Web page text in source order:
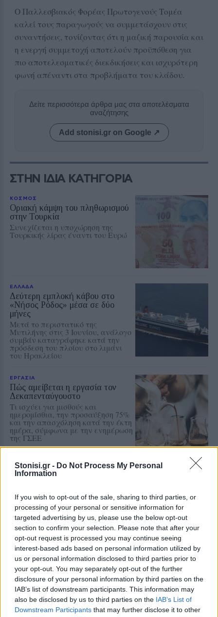
Stonisi.gr - Do Not Process My Personal
Information
If you wish to opt-out of the sale, sharing to third parties, or
processing of your personal or sensitive information for
targeted advertising by us, please use the below opt-out
section to confirm your selection. Please note that after your
opt-out request is processed you may continue seeing
interest-based ads based on personal information utilized by
us or personal information disclosed to third parties prior to
your opt-out. You may separately opt-out of the further
disclosure of your personal information by third parties on the
IAB’s list of downstream participants. This information may
also be disclosed by us to third parties on the IAB’s List of
Downstream Participants that may further disclose it to other
Ο Παλλεσβιακός Φορέας Πρωτογενούς Τομέα
καλεί τους παραγωγούς να συμμετάσχουν στις
συναντήσεις, τονίζοντας ότι η μαζική παρουσία και
η ενεργή συμμετοχή αποτελούν προϋπόθεση για
πιο αποτελεσματικές διεκδικήσεις και ισχυρότερη
φωνή απέναντι στα προβλήματα του κλάδου.
Δείτε περισσότερα άρθρα μας στα αποτελέσματα
αναζήτησης
Add stonisi.gr on Google ↗
ΣΤΗΝ ΙΔΙΑ ΚΑΤΗΓΟΡΙΑ
ΚΟΣΜΟΣ
Οριακή κάμψη του πληθωρισμού
στην Τουρκία
Συνεχίζεται η υποχώρηση της
Τουρκικής λίρας έναντι του Ευρώ
ΕΛΛΑΔΑ
Δεύτερη εμπλοκή κάβου στο
«Νήσος Ρόδος» μέσα σε δύο
μήνες
Μετά το περιστατικό της
Μυτιλήνης στις 3 Ιουνίου, ανάλογο
συμβάν καταγράφηκε κατά την
πρόσδεση του πλοίου στο λιμάνι
του Ηρακλείου
ΕΡΓΑΣΙΑ
Πώς αμείβεται η εργασία τον
Δεκαπενταύγουστο
Τι ισχύει για μισθούς και
ημερομίσθια, την προσαύξηση 75%
και την απασχόληση κατά την έκτη
ημέρα, σύμφωνα με την ενημέρωση
της ΓΣΕΕ
ΑΓΟΡΑ
Η ΑΝΤΑΡΣΥΑ Λέσβου κατά της
Κάνει λόγο για επιβάρυνση των
εμποροϋπαλλήλων και ζητά
αυξήσεις μισθών και μείωση του
χρόνου εργασίας
Αντίδραση των ιδιωτικών
υπαλλήλων για τη Λευκή Νύχτα
της Μυτιλήνης
Παρέμβαση της Ένωσης Ιδιωτικών
Υπαλλήλων Λέσβου για τα
διευρυμένα ωράρια και τις